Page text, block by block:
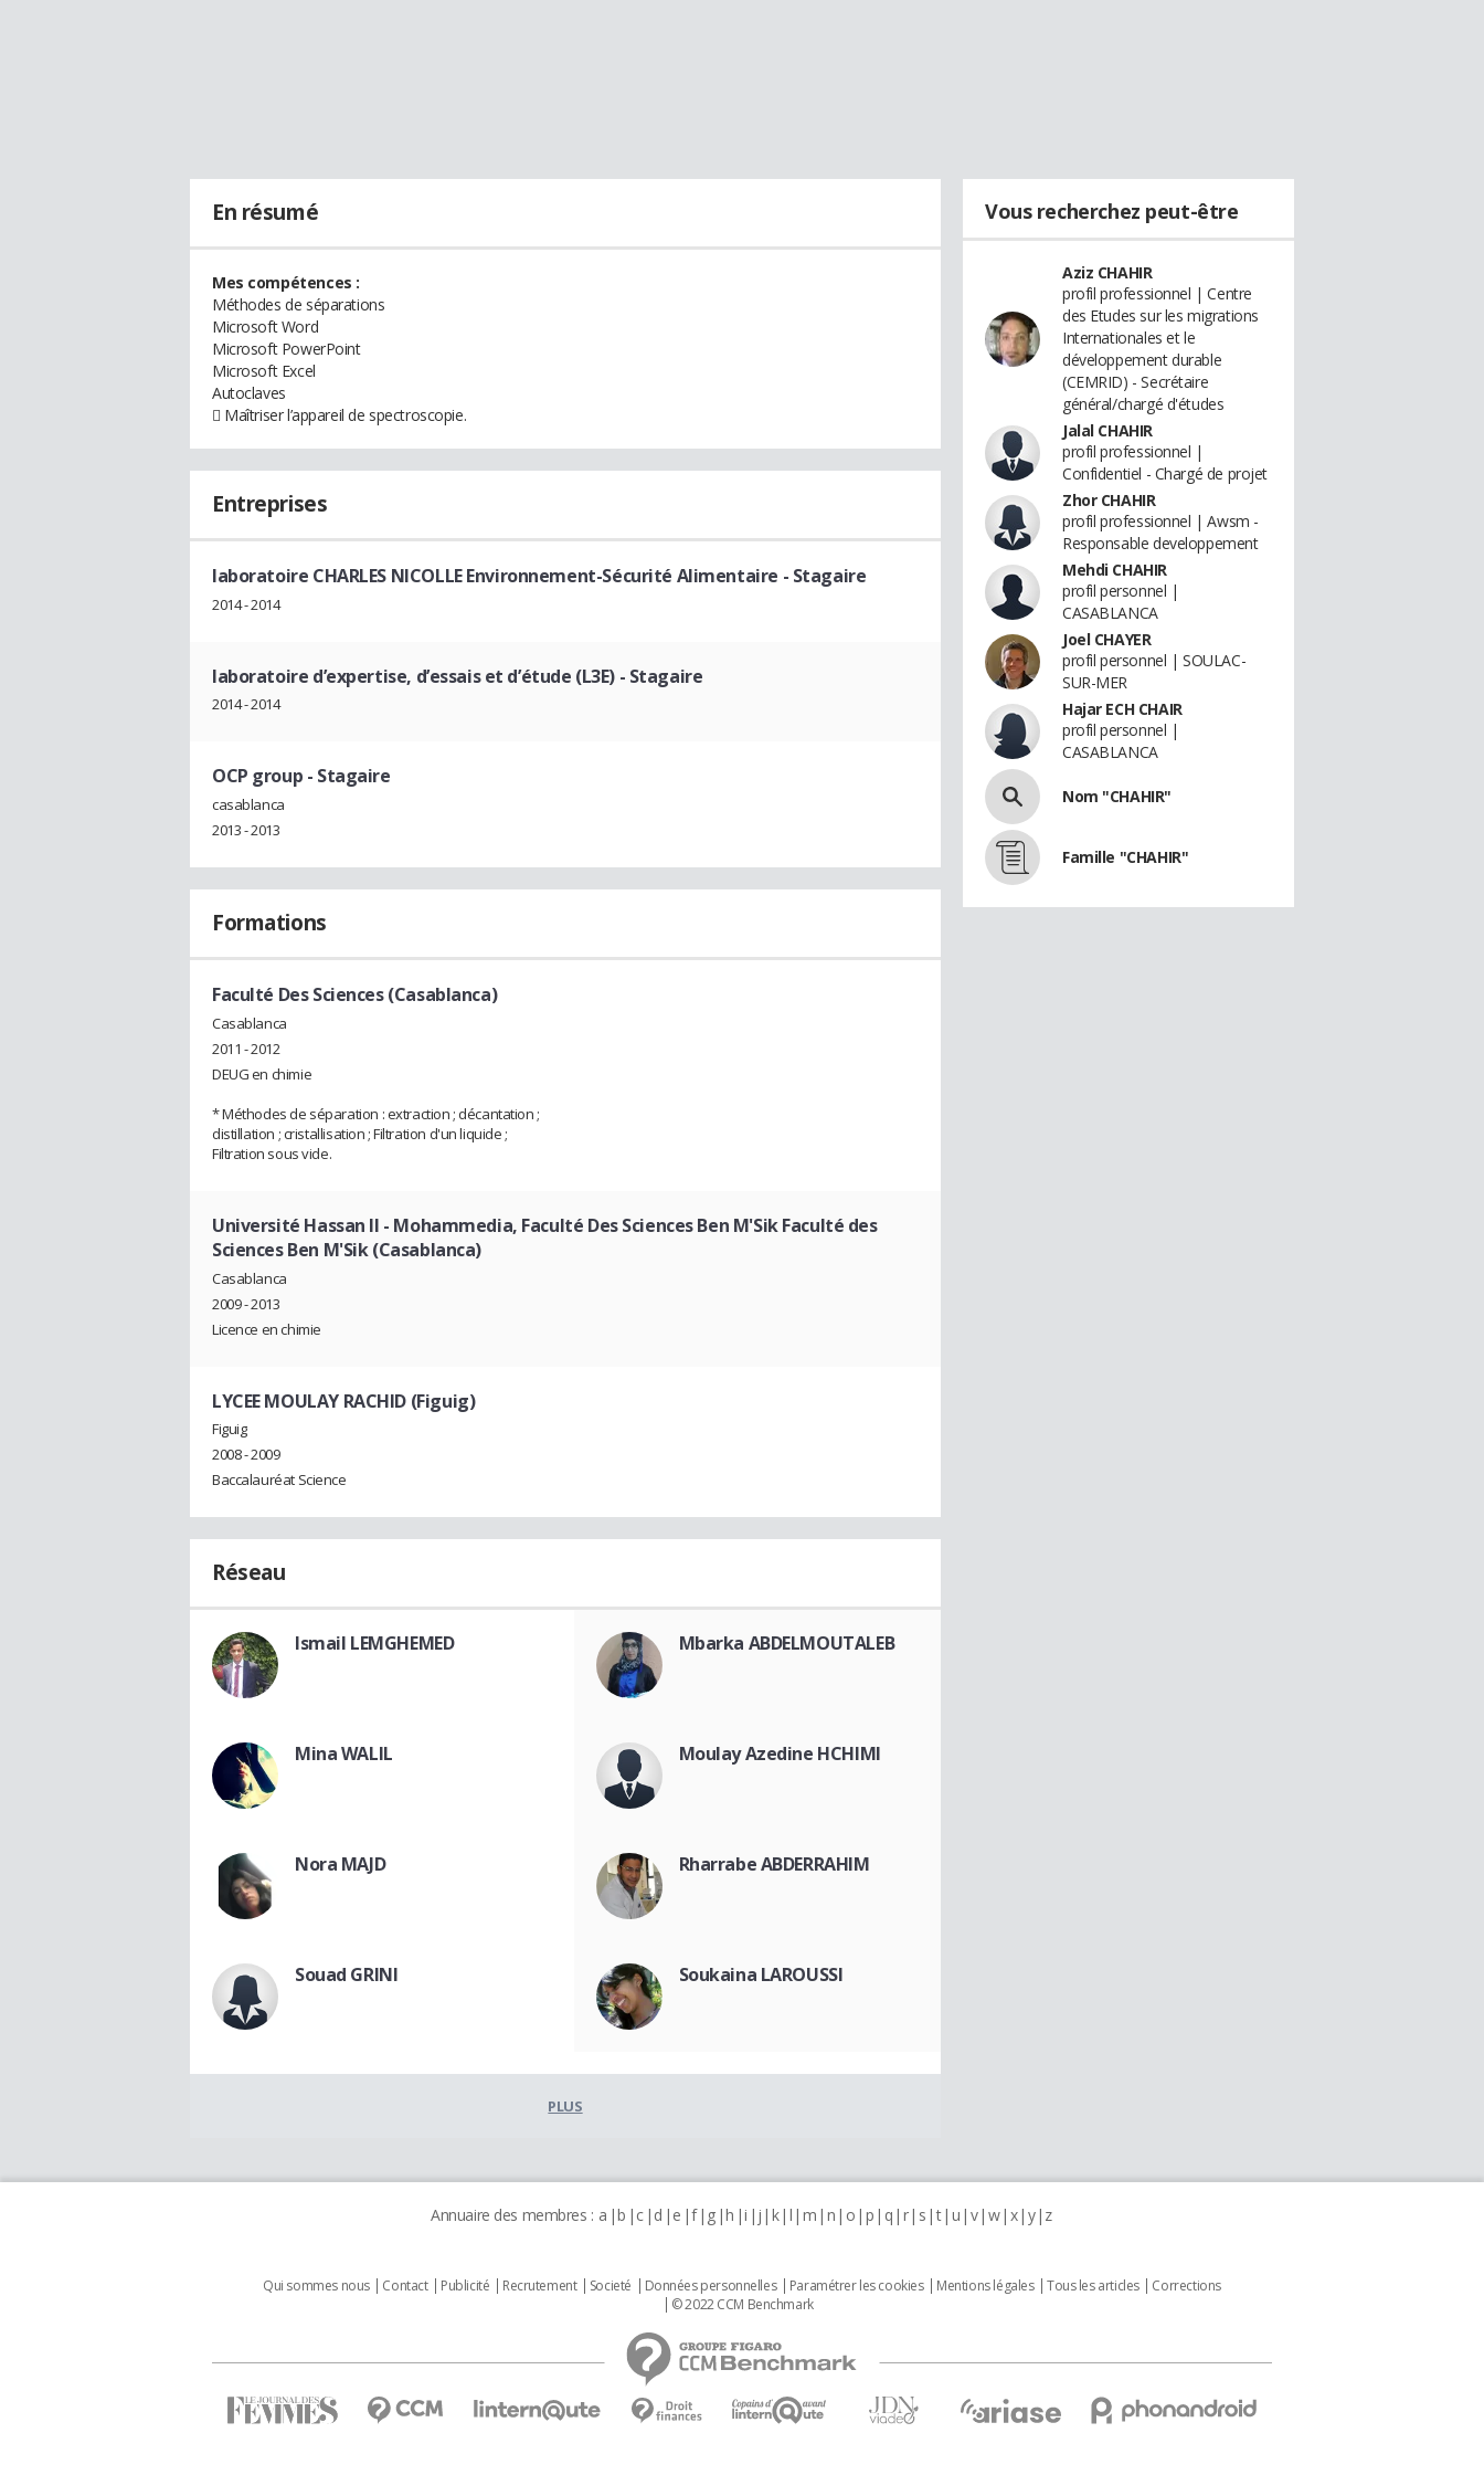
En résumé
Mes compétences :
Méthodes de séparations
Microsoft Word
Microsoft PowerPoint
Microsoft Excel
Autoclaves
 Maîtriser l’appareil de spectroscopie.
Entreprises
laboratoire CHARLES NICOLLE Environnement-Sécurité Alimentaire - Stagaire
2014 - 2014
laboratoire d’expertise, d’essais et d’étude (L3E) - Stagaire
2014 - 2014
OCP group - Stagaire
casablanca
2013 - 2013
Formations
Faculté Des Sciences (Casablanca)
Casablanca
2011 - 2012
DEUG en chimie
* Méthodes de séparation : extraction ; décantation ;
distillation ; cristallisation ; Filtration d'un liquide ;
Filtration sous vide.
Université Hassan II - Mohammedia, Faculté Des Sciences Ben M'Sik Faculté des
Sciences Ben M'Sik (Casablanca)
Casablanca
2009 - 2013
Licence en chimie
LYCEE MOULAY RACHID (Figuig)
Figuig
2008 - 2009
Baccalauréat Science
Réseau
Ismail LEMGHEMED Mbarka ABDELMOUTALEB
Mina WALIL Moulay Azedine HCHIMI
Nora MAJD Rharrabe ABDERRAHIM
Souad GRINI Soukaina LAROUSSI
PLUS
Vous recherchez peut-être
Aziz CHAHIR
profil professionnel | Centre
des Etudes sur les migrations
Internationales et le
développement durable
(CEMRID) - Secrétaire
général/chargé d'études
Jalal CHAHIR
profil professionnel |
Confidentiel - Chargé de projet
Zhor CHAHIR
profil professionnel | Awsm -
Responsable developpement
Mehdi CHAHIR
profil personnel |
CASABLANCA
Joel CHAYER
profil personnel | SOULAC-
SUR-MER
Hajar ECH CHAIR
profil personnel |
CASABLANCA
Nom "CHAHIR"
Famille "CHAHIR"
Annuaire des membres : a b c d e f g h i j k l m n o p q r s t u v w x y z
Qui sommes nous Contact Publicité Recrutement Societé Données personnelles Paramétrer les cookies Mentions légales Tous les articles
Corrections
© 2022 CCM Benchmark